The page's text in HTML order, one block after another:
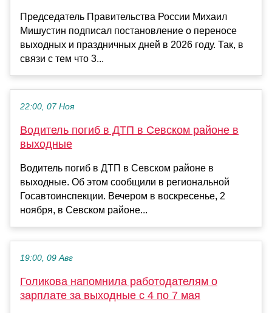
Председатель Правительства России Михаил
Мишустин подписал постановление о переносе
выходных и праздничных дней в 2026 году. Так, в
связи с тем что 3...
22:00, 07 Ноя
Водитель погиб в ДТП в Севском районе в
выходные
Водитель погиб в ДТП в Севском районе в
выходные. Об этом сообщили в региональной
Госавтоинспекции. Вечером в воскресенье, 2
ноября, в Севском районе...
19:00, 09 Авг
Голикова напомнила работодателям о
зарплате за выходные с 4 по 7 мая